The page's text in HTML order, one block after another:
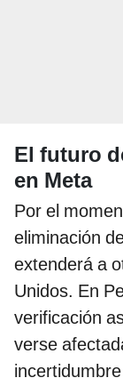
El futuro
en Meta
Por el
eliminación
extenderá a
Unidos. En
verificación
verse